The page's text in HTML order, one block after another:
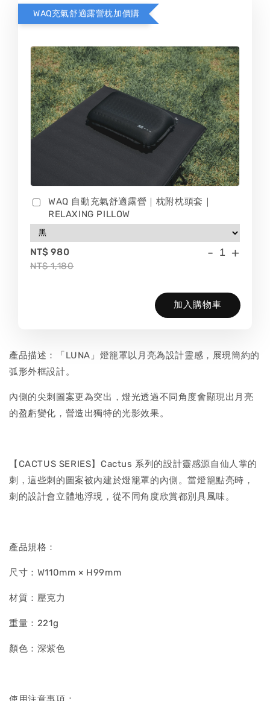
WAQ充氣舒適露營枕加價購
WAQ 自動充氣舒適露營｜枕附枕頭套｜
RELAXING PILLOW
NT$ 980
NT$ 1,180
- +
加入購物車
產品描述：「LUNA」燈籠罩以月亮為設計靈感，展現簡約的
弧形外框設計。
內側的尖刺圖案更為突出，燈光透過不同角度會顯現出月亮
的盈虧變化，營造出獨特的光影效果。
【CACTUS SERIES】Cactus 系列的設計靈感源自仙人掌的
刺，這些刺的圖案被內建於燈籠罩的內側。當燈籠點亮時，
刺的設計會立體地浮現，從不同角度欣賞都別具風味。
產品規格：
尺寸：W110mm × H99mm
材質：壓克力
重量：221g
顏色：深紫色